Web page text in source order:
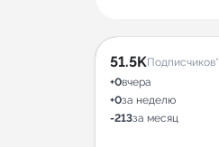
51.5KПодписчиков*
+0вчера
+0за неделю
-213за месяц